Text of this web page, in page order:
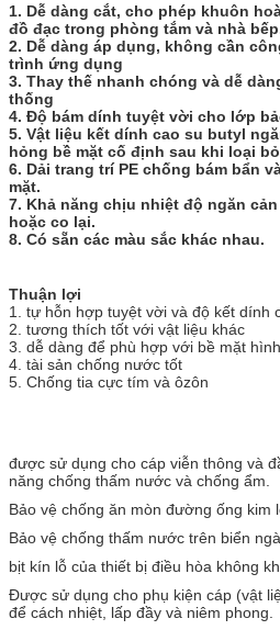
1. Dễ dàng cắt, cho phép khuôn
đồ đạc trong phòng tắm và nhà
2. Dễ dàng áp dụng, không cần
trình ứng dụng
3. Thay thế nhanh chóng và dễ
thống
4. Độ bám dính tuyệt vời cho lớp
5. Vật liệu kết dính cao su butyl
hỏng bề mặt cố định sau khi loại
6. Dải trang trí PE chống bám bẩn
mặt.
7. Khả năng chịu nhiệt độ ngăn
hoặc co lại.
8. Có sẵn các màu sắc khác nhau.
Thuận lợi
1. tự hỗn hợp tuyệt vời và độ kết dính
2. tương thích tốt với vật liệu khác
3. dễ dàng để phù hợp với bề mặt
4. tài sản chống nước tốt
5. Chống tia cực tím và ôzôn
được sử dụng cho cáp viễn thông và
năng chống thấm nước và chống ẩm.
Bảo vệ chống ăn mòn đường ống kim
Bảo vệ chống thấm nước trên biển
bịt kín lỗ của thiết bị điều hòa không
Được sử dụng cho phụ kiện cáp (vật
để cách nhiệt, lấp đầy và niêm phong.